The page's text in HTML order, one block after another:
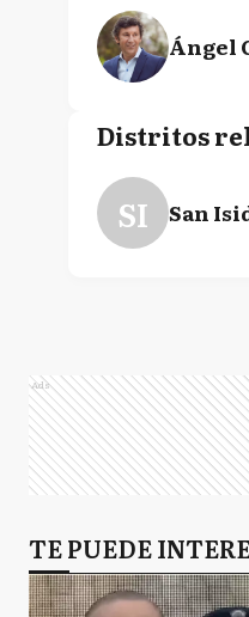
Ángel
Distritos
SI San
Ads
TE PUEDE